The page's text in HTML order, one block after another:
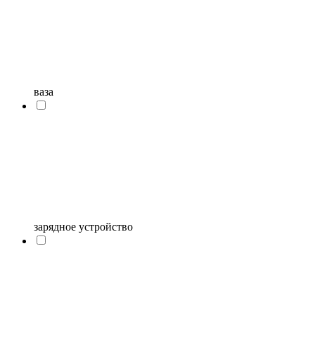
ваза
зарядное устройство